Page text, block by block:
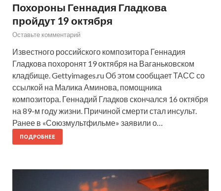
Похороны Геннадия Гладкова
пройдут 19 октября
Оставьте комментарий
Известного российского композитора Геннадия
Гладкова похоронят 19 октября на Ваганьковском
кладбище. Gettyimages.ru Об этом сообщает ТАСС со
ссылкой на Малика Аминова, помощника
композитора. Геннадий Гладков скончался 16 октября
на 89-м году жизни. Причиной смерти стал инсульт.
Ранее в «Союзмультфильме» заявили о…
ПОДРОБНЕЕ